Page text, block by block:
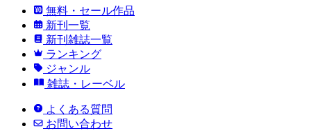
無料・セール作品
新刊一覧
新刊雑誌一覧
ランキング
ジャンル
雑誌・レーベル
よくある質問
お問い合わせ